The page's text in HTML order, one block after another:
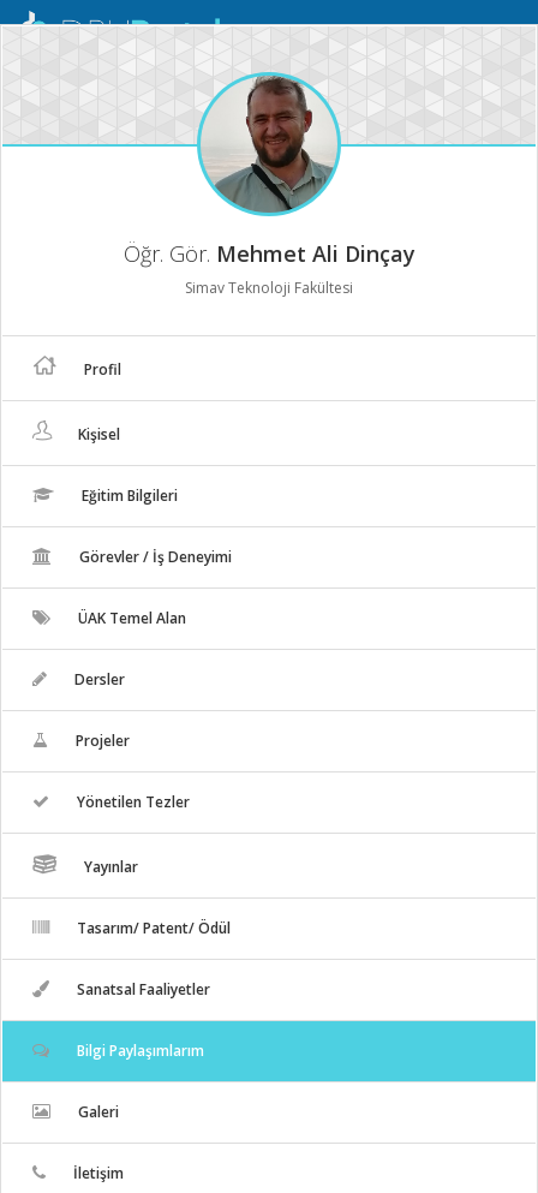
Mobil
Öğr. Gör. Mehmet Ali Dinçay
Simav Teknoloji Fakültesi
Profil
Kişisel
Eğitim Bilgileri
Görevler / İş Deneyimi
ÜAK Temel Alan
Dersler
Projeler
Yönetilen Tezler
Yayınlar
Tasarım/ Patent/ Ödül
Sanatsal Faaliyetler
Bilgi Paylaşımlarım
Galeri
İletişim